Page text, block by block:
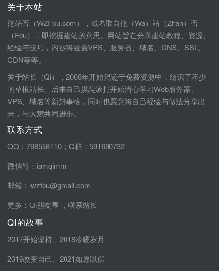
关于本站
挖站否（WZFou.com），域名取自挖（Wa）站（Zhan）否
（Fou），即挖掘建站的意思。网站旨在分享建站教程、资源、
经验与技巧，内容将涵盖VPS、服务器、域名、DNS、SSL、
CDN等等。
关于站长（Qi），2008年开始混迹于免费资源中，结识了不少
的草根站长。后来自己摸爬滚打开始潜心学习Web服务器、
VPS、域名等新鲜事物，同时也愿意将自己经验与做法分享出
来，与大家共同进步。
联系方式
QQ：798558110；Q群：591690732
微信号：iamqimm
邮箱：iwzfou@gmail.com
更多： Qi朋友圈 ， 联系站长
QI的故事
2017开始坚持
2018冷暖岁月
2019改变自己
2021如愿以偿